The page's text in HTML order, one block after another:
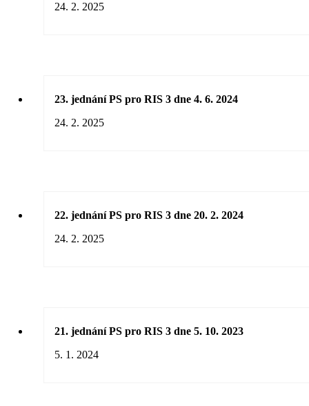
24. 2. 2025
23. jednání PS pro RIS 3 dne 4. 6. 2024
24. 2. 2025
22. jednání PS pro RIS 3 dne 20. 2. 2024
24. 2. 2025
21. jednání PS pro RIS 3 dne 5. 10. 2023
5. 1. 2024